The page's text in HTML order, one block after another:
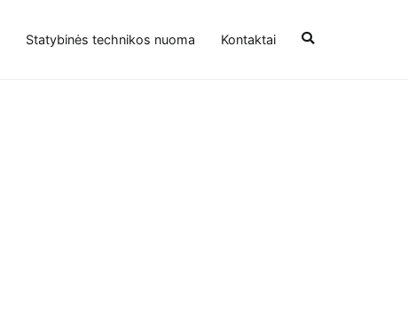
Statybinės technikos nuoma Kontaktai